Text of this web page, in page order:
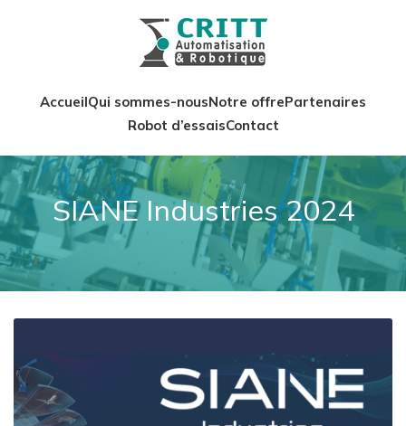
AccueilQui sommes-nousNotre offrePartenaires
Robot d’essaisContact
SIANE Industries 2024